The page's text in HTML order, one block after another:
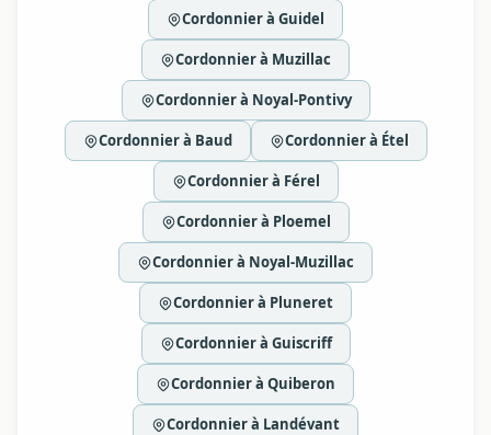
Cordonnier à Guidel
Cordonnier à Muzillac
Cordonnier à Noyal-Pontivy
Cordonnier à Baud Cordonnier à Étel
Cordonnier à Férel
Cordonnier à Ploemel
Cordonnier à Noyal-Muzillac
Cordonnier à Pluneret
Cordonnier à Guiscriff
Cordonnier à Quiberon
Cordonnier à Landévant